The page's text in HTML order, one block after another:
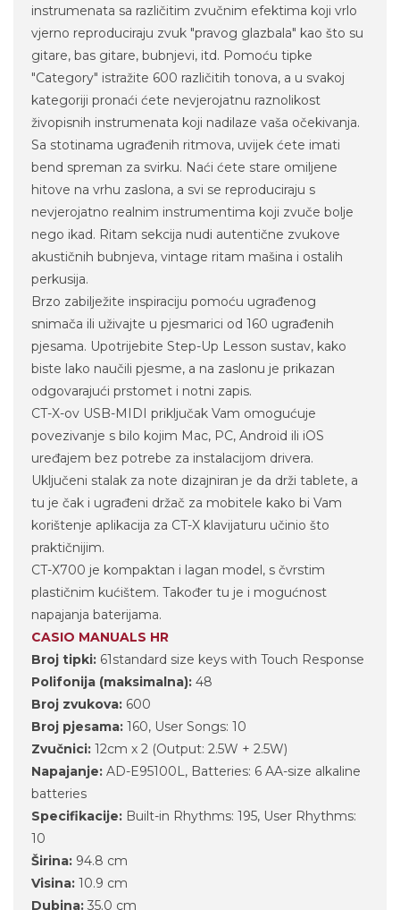
instrumenata sa različitim zvučnim efektima koji vrlo
vjerno reproduciraju zvuk "pravog glazbala" kao što su
gitare, bas gitare, bubnjevi, itd. Pomoću tipke
"Category" istražite 600 različitih tonova, a u svakoj
kategoriji pronaći ćete nevjerojatnu raznolikost
živopisnih instrumenata koji nadilaze vaša očekivanja.
Sa stotinama ugrađenih ritmova, uvijek ćete imati
bend spreman za svirku. Naći ćete stare omiljene
hitove na vrhu zaslona, a svi se reproduciraju s
nevjerojatno realnim instrumentima koji zvuče bolje
nego ikad. Ritam sekcija nudi autentične zvukove
akustičnih bubnjeva, vintage ritam mašina i ostalih
perkusija.
Brzo zabilježite inspiraciju pomoću ugrađenog
snimača ili uživajte u pjesmarici od 160 ugrađenih
pjesama. Upotrijebite Step-Up Lesson sustav, kako
biste lako naučili pjesme, a na zaslonu je prikazan
odgovarajući prstomet i notni zapis.
CT-X-ov USB-MIDI priključak Vam omogućuje
povezivanje s bilo kojim Mac, PC, Android ili iOS
uređajem bez potrebe za instalacijom drivera.
Uključeni stalak za note dizajniran je da drži tablete, a
tu je čak i ugrađeni držač za mobitele kako bi Vam
korištenje aplikacija za CT-X klavijaturu učinio što
praktičnijim.
CT-X700 je kompaktan i lagan model, s čvrstim
plastičnim kućištem. Također tu je i mogućnost
napajanja baterijama.
CASIO MANUALS HR
Broj tipki: 61standard size keys with Touch Response
Polifonija (maksimalna): 48
Broj zvukova: 600
Broj pjesama: 160, User Songs: 10
Zvučnici: 12cm x 2 (Output: 2.5W + 2.5W)
Napajanje: AD-E95100L, Batteries: 6 AA-size alkaline
batteries
Specifikacije: Built-in Rhythms: 195, User Rhythms:
10
Širina: 94.8 cm
Visina: 10.9 cm
Dubina: 35.0 cm